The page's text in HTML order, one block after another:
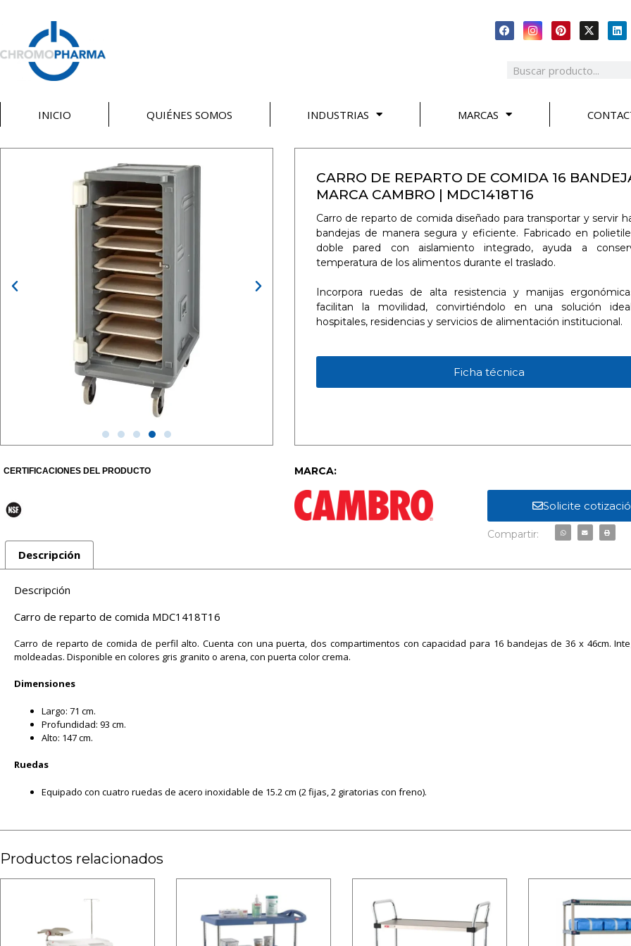
INICIO QUIÉNES SOMOS INDUSTRIAS MARCAS
CARRO DE REPARTO DE COMIDA 16
MARCA CAMBRO | MDC1418T16
Carro de reparto de comida diseñado para transportar y servir
bandejas de manera segura y eficiente. Fabricado en
doble pared con aislamiento integrado, ayuda a
temperatura de los alimentos durante el traslado.
Incorpora ruedas de alta resistencia y manijas
facilitan la movilidad, convirtiéndolo en una solución
hospitales, residencias y servicios de alimentación institucional.
Ficha técnica
CERTIFICACIONES DEL PRODUCTO MARCA:
Solicite
Compartir:
Descripción
Descripción
Carro de reparto de comida MDC1418T16
Carro de reparto de comida de perfil alto. Cuenta con una puerta, dos compartimentos con capacidad para 16 bandejas de 36 x 46cm.
moldeadas. Disponible en colores gris granito o arena, con puerta color crema.
Dimensiones
Largo: 71 cm.
Profundidad: 93 cm.
Alto: 147 cm.
Ruedas
Equipado con cuatro ruedas de acero inoxidable de 15.2 cm (2 fijas, 2 giratorias con freno).
Productos relacionados